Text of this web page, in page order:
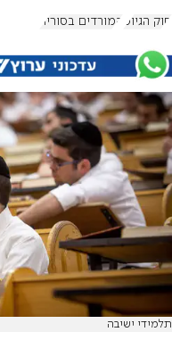
חוק הגיוס המורדים בסוריה
תלמידי ישיבה